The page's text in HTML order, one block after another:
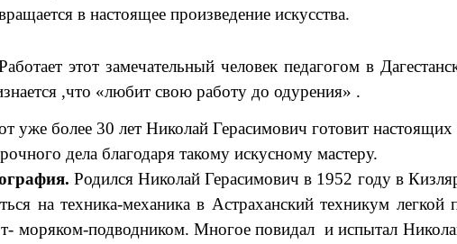
в настоящее произведение искусства.
этот замечательный человек педагогом в
,что «любит свою работу до одурения» .
более 30 лет Николай Герасимович готовит настоящих
дела благодаря такому искусному мастеру.
Родился Николай Герасимович в 1952 году в
на техника-механика в Астраханский техникум
моряком-подводником. Многое повидал и испытал